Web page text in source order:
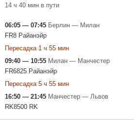
14 ч 40 мин в пути
06:05 — 07:45 Берлин — Милан
FR8 Райанэйр
Пересадка 1 ч 55 мин
09:40 — 10:55 Милан — Манчестер
FR6825 Райанэйр
Пересадка 5 ч 55 мин
16:50 — 21:45 Манчестер — Львов
RK8500 RK